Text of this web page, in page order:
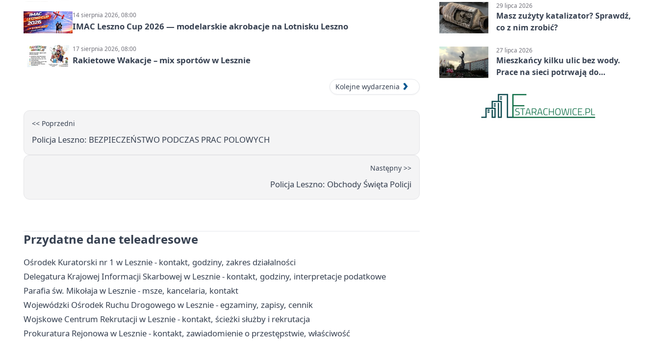
14 sierpnia 2026, 08:00
IMAC Leszno Cup 2026 — modelarskie akrobacje na Lotnisku Leszno
17 sierpnia 2026, 08:00
Rakietowe Wakacje – mix sportów w Lesznie
Kolejne wydarzenia
<< Poprzedni
Policja Leszno: BEZPIECZEŃSTWO PODCZAS PRAC POLOWYCH
Następny >>
Policja Leszno: Obchody Święta Policji
Przydatne dane teleadresowe
Ośrodek Kuratorski nr 1 w Lesznie - kontakt, godziny, zakres działalności
Delegatura Krajowej Informacji Skarbowej w Lesznie - kontakt, godziny, interpretacje podatkowe
Parafia św. Mikołaja w Lesznie - msze, kancelaria, kontakt
Wojewódzki Ośrodek Ruchu Drogowego w Lesznie - egzaminy, zapisy, cennik
Wojskowe Centrum Rekrutacji w Lesznie - kontakt, ścieżki służby i rekrutacja
Prokuratura Rejonowa w Lesznie - kontakt, zawiadomienie o przestępstwie, właściwość
29 lipca 2026
Masz zużyty katalizator? Sprawdź,
co z nim zrobić?
27 lipca 2026
Mieszkańcy kilku ulic bez wody.
Prace na sieci potrwają do